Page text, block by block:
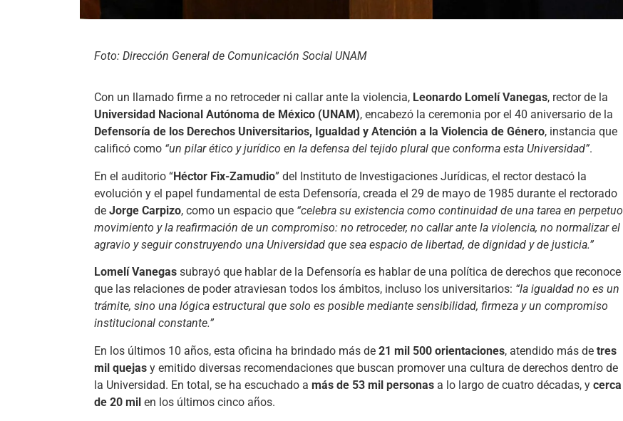
Foto: Dirección General de Comunicación Social UNAM
Con un llamado firme a no retroceder ni callar ante la violencia, Leonardo Lomelí Vanegas, rector de la
Universidad Nacional Autónoma de México (UNAM), encabezó la ceremonia por el 40 aniversario de la
Defensoría de los Derechos Universitarios, Igualdad y Atención a la Violencia de Género, instancia que
calificó como “un pilar ético y jurídico en la defensa del tejido plural que conforma esta Universidad”.
En el auditorio “Héctor Fix-Zamudio” del Instituto de Investigaciones Jurídicas, el rector destacó la
evolución y el papel fundamental de esta Defensoría, creada el 29 de mayo de 1985 durante el rectorado
de Jorge Carpizo, como un espacio que “celebra su existencia como continuidad de una tarea en perpetuo
movimiento y la reafirmación de un compromiso: no retroceder, no callar ante la violencia, no normalizar el
agravio y seguir construyendo una Universidad que sea espacio de libertad, de dignidad y de justicia.”
Lomelí Vanegas subrayó que hablar de la Defensoría es hablar de una política de derechos que reconoce
que las relaciones de poder atraviesan todos los ámbitos, incluso los universitarios: “la igualdad no es un
trámite, sino una lógica estructural que solo es posible mediante sensibilidad, firmeza y un compromiso
institucional constante.”
En los últimos 10 años, esta oficina ha brindado más de 21 mil 500 orientaciones, atendido más de tres
mil quejas y emitido diversas recomendaciones que buscan promover una cultura de derechos dentro de
la Universidad. En total, se ha escuchado a más de 53 mil personas a lo largo de cuatro décadas, y cerca
de 20 mil en los últimos cinco años.